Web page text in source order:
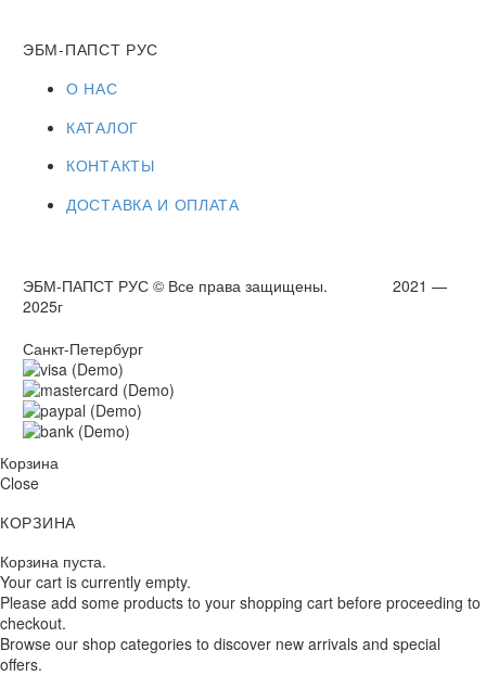
ЭБМ-ПАПСТ РУС
О НАС
КАТАЛОГ
КОНТАКТЫ
ДОСТАВКА И ОПЛАТА
ЭБМ-ПАПСТ РУС © Все права защищены. 2021 —
2025г
Санкт-Петербург
Корзина
Close
КОРЗИНА
Корзина пуста.
Your cart is currently empty.
Please add some products to your shopping cart before proceeding to
checkout.
Browse our shop categories to discover new arrivals and special
offers.